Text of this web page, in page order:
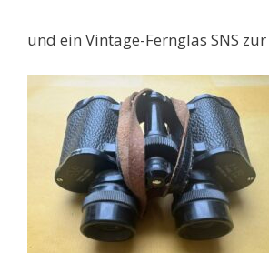
und ein Vintage-Fernglas SNS